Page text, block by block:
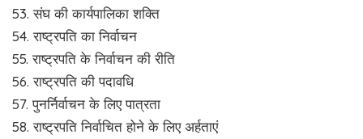
53. संघ की कार्यपालिका शक्ति
54. राष्ट्रपति का निर्वाचन
55. राष्ट्रपति के निर्वाचन की रीति
56. राष्ट्रपति की पदावधि
57. पुनर्निर्वाचन के लिए पात्रता
58. राष्ट्रपति निर्वाचित होने के लिए अर्हताएं